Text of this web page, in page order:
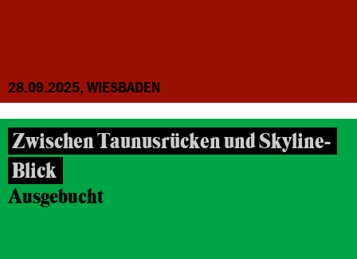
28.09.2025, WIESBADEN
Zwischen Taunusrücken und Skyline-
Blick
Ausgebucht